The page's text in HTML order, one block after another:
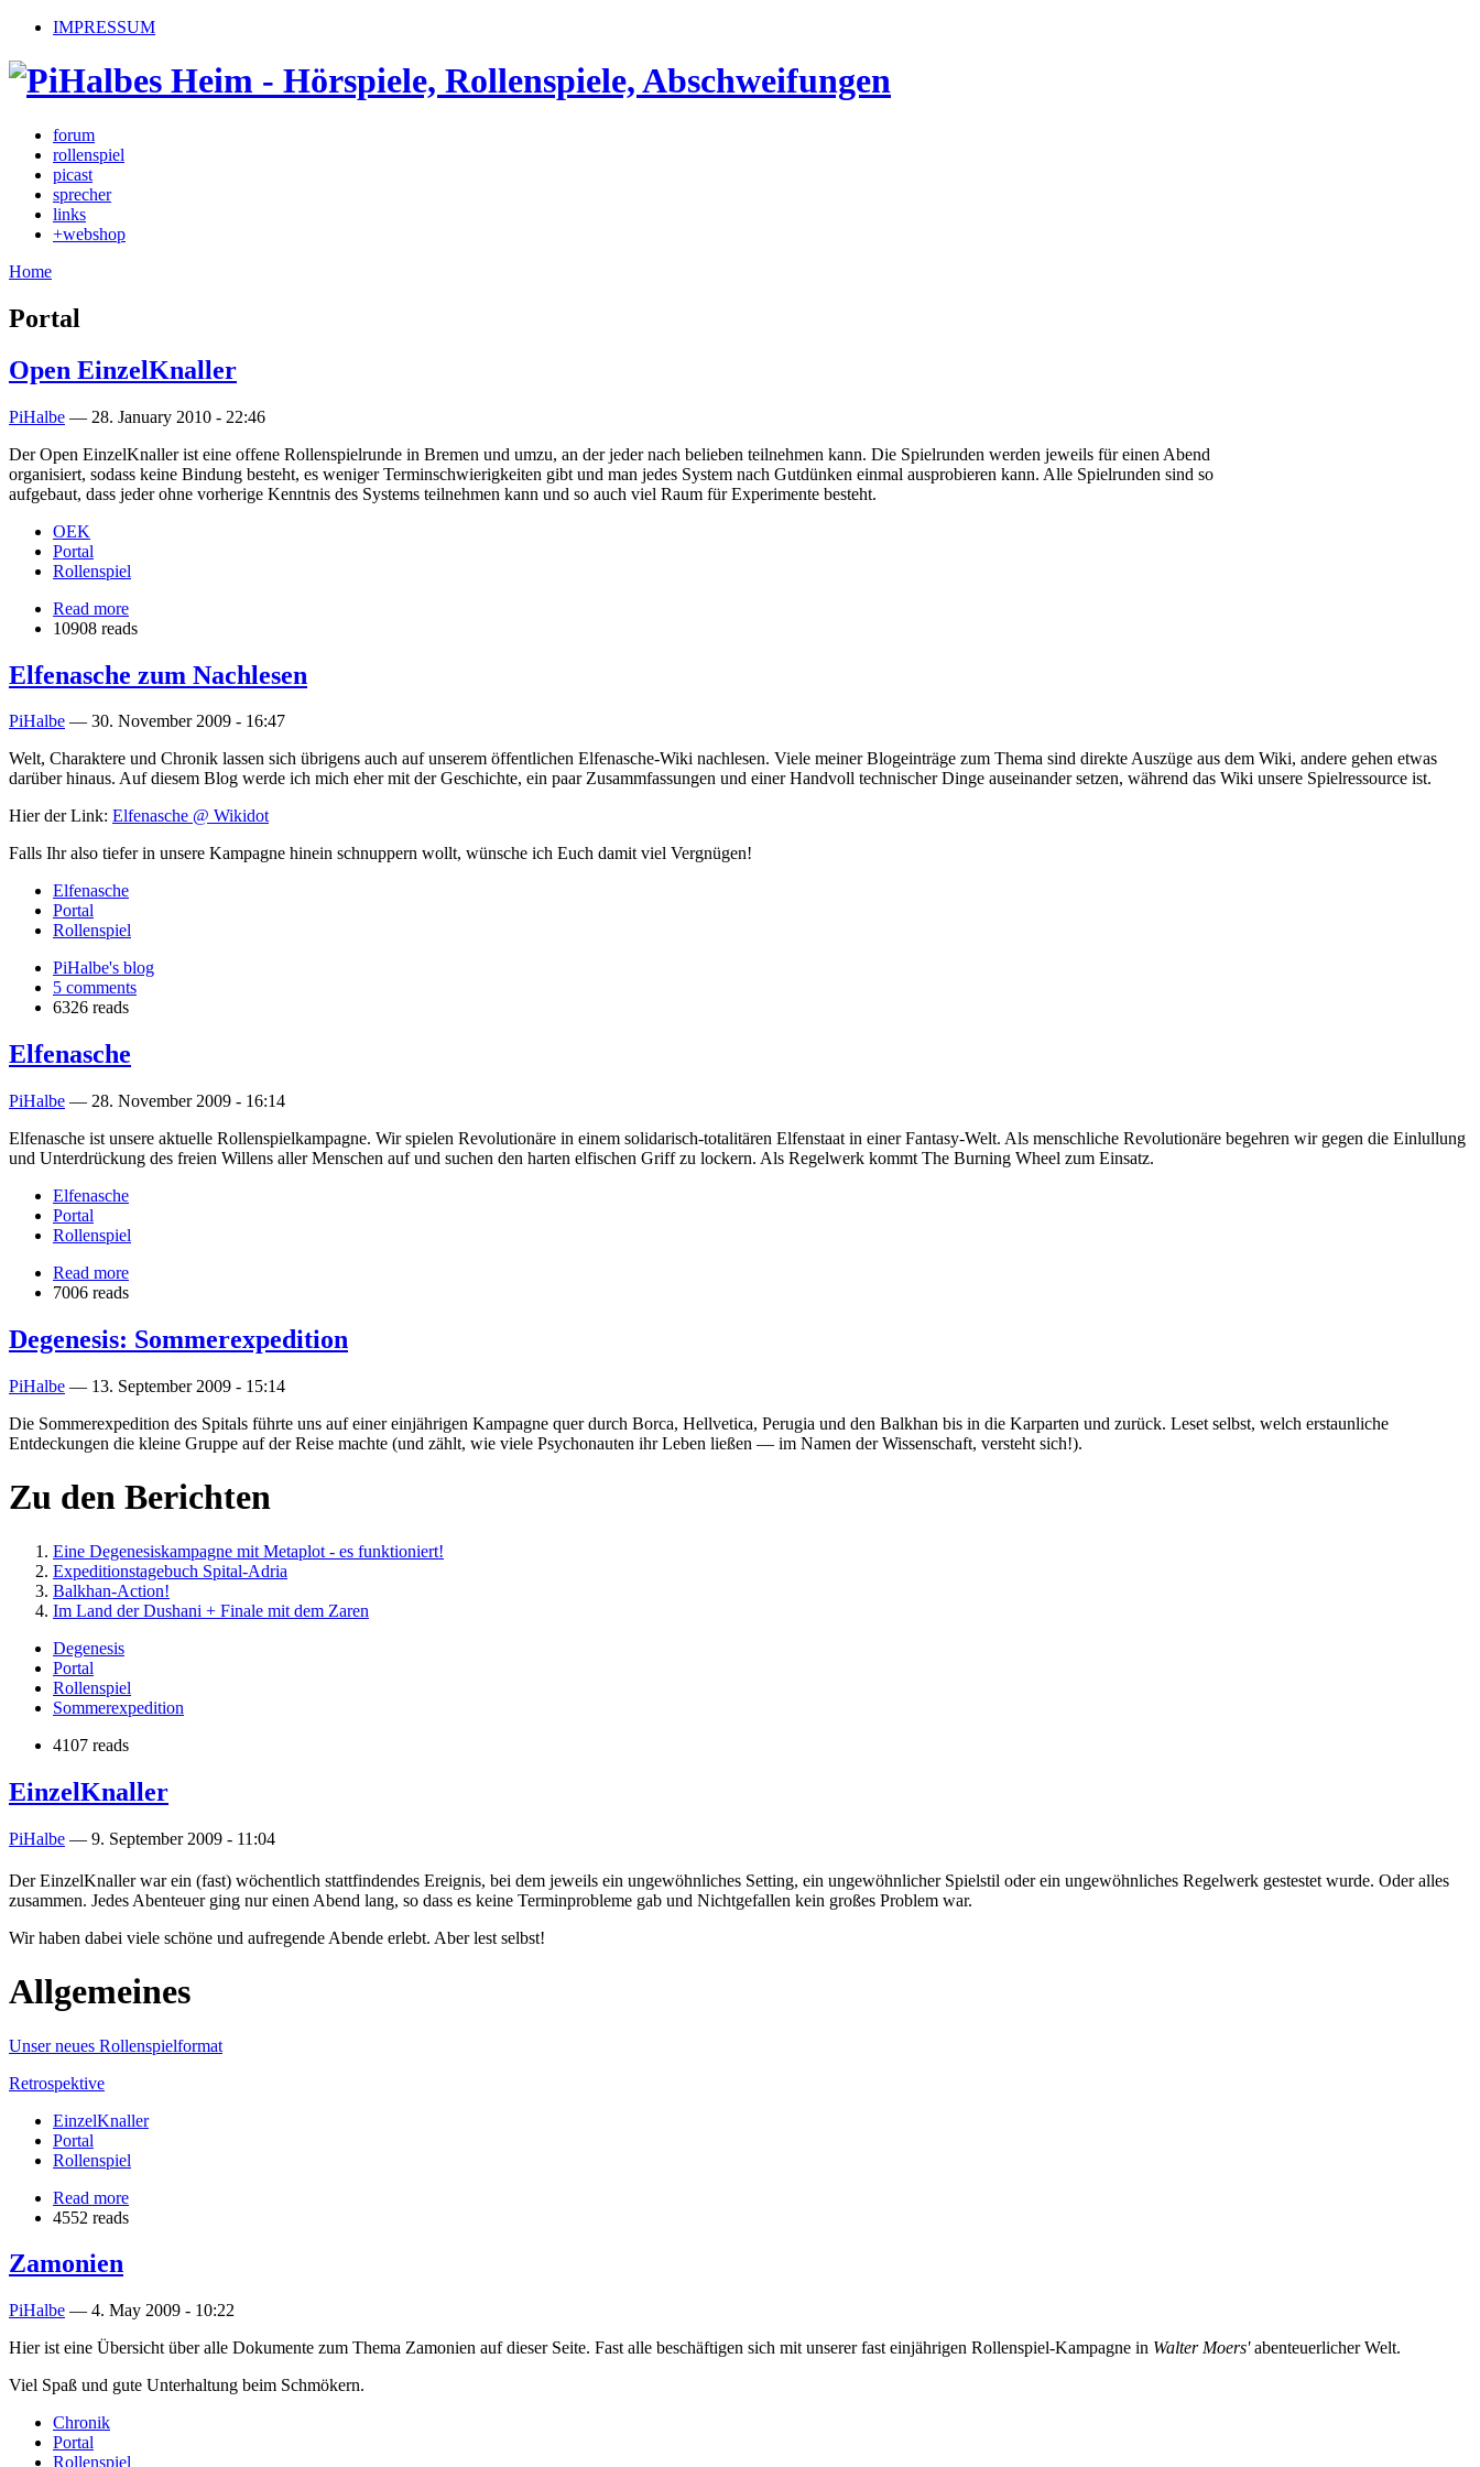
IMPRESSUM
forum
rollenspiel
picast
sprecher
links
+webshop
Home
Portal
Open EinzelKnaller
PiHalbe — 28. January 2010 - 22:46
Der Open EinzelKnaller ist eine offene Rollenspielrunde in Bremen und umzu, an der jeder nach belieben teilnehmen kann. Die Spielrunden werden jeweils für einen Abend
organisiert, sodass keine Bindung besteht, es weniger Terminschwierigkeiten gibt und man jedes System nach Gutdünken einmal ausprobieren kann. Alle Spielrunden sind so
aufgebaut, dass jeder ohne vorherige Kenntnis des Systems teilnehmen kann und so auch viel Raum für Experimente besteht.
OEK
Portal
Rollenspiel
Read more
10908 reads
Elfenasche zum Nachlesen
PiHalbe — 30. November 2009 - 16:47
Welt, Charaktere und Chronik lassen sich übrigens auch auf unserem öffentlichen Elfenasche-Wiki nachlesen. Viele meiner Blogeinträge zum Thema sind direkte Auszüge aus dem Wiki, andere gehen etwas
darüber hinaus. Auf diesem Blog werde ich mich eher mit der Geschichte, ein paar Zusammfassungen und einer Handvoll technischer Dinge auseinander setzen, während das Wiki unsere Spielressource ist.
Hier der Link: Elfenasche @ Wikidot
Falls Ihr also tiefer in unsere Kampagne hinein schnuppern wollt, wünsche ich Euch damit viel Vergnügen!
Elfenasche
Portal
Rollenspiel
PiHalbe's blog
5 comments
6326 reads
Elfenasche
PiHalbe — 28. November 2009 - 16:14
Elfenasche ist unsere aktuelle Rollenspielkampagne. Wir spielen Revolutionäre in einem solidarisch-totalitären Elfenstaat in einer Fantasy-Welt. Als menschliche Revolutionäre begehren wir gegen die Einlullung
und Unterdrückung des freien Willens aller Menschen auf und suchen den harten elfischen Griff zu lockern. Als Regelwerk kommt The Burning Wheel zum Einsatz.
Elfenasche
Portal
Rollenspiel
Read more
7006 reads
Degenesis: Sommerexpedition
PiHalbe — 13. September 2009 - 15:14
Die Sommerexpedition des Spitals führte uns auf einer einjährigen Kampagne quer durch Borca, Hellvetica, Perugia und den Balkhan bis in die Karparten und zurück. Leset selbst, welch erstaunliche
Entdeckungen die kleine Gruppe auf der Reise machte (und zählt, wie viele Psychonauten ihr Leben ließen — im Namen der Wissenschaft, versteht sich!).
Zu den Berichten
Eine Degenesiskampagne mit Metaplot - es funktioniert!
Expeditionstagebuch Spital-Adria
Balkhan-Action!
Im Land der Dushani + Finale mit dem Zaren
Degenesis
Portal
Rollenspiel
Sommerexpedition
4107 reads
EinzelKnaller
PiHalbe — 9. September 2009 - 11:04
Der EinzelKnaller war ein (fast) wöchentlich stattfindendes Ereignis, bei dem jeweils ein ungewöhnliches Setting, ein ungewöhnlicher Spielstil oder ein ungewöhnliches Regelwerk gestestet wurde. Oder alles
zusammen. Jedes Abenteuer ging nur einen Abend lang, so dass es keine Terminprobleme gab und Nichtgefallen kein großes Problem war.
Wir haben dabei viele schöne und aufregende Abende erlebt. Aber lest selbst!
Allgemeines
Unser neues Rollenspielformat
Retrospektive
EinzelKnaller
Portal
Rollenspiel
Read more
4552 reads
Zamonien
PiHalbe — 4. May 2009 - 10:22
Hier ist eine Übersicht über alle Dokumente zum Thema Zamonien auf dieser Seite. Fast alle beschäftigen sich mit unserer fast einjährigen Rollenspiel-Kampagne in Walter Moers'abenteuerlicher Welt.
Viel Spaß und gute Unterhaltung beim Schmökern.
Chronik
Portal
Rollenspiel